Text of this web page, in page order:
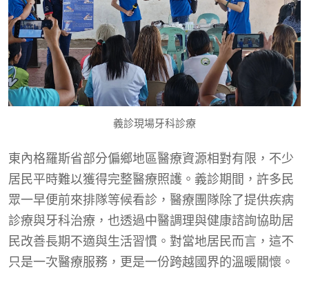
義診現場牙科診療
東內格羅斯省部分偏鄉地區醫療資源相對有限，不少
居民平時難以獲得完整醫療照護。義診期間，許多民
眾一早便前來排隊等候看診，醫療團隊除了提供疾病
診療與牙科治療，也透過中醫調理與健康諮詢協助居
民改善長期不適與生活習慣。對當地居民而言，這不
只是一次醫療服務，更是一份跨越國界的溫暖關懷。